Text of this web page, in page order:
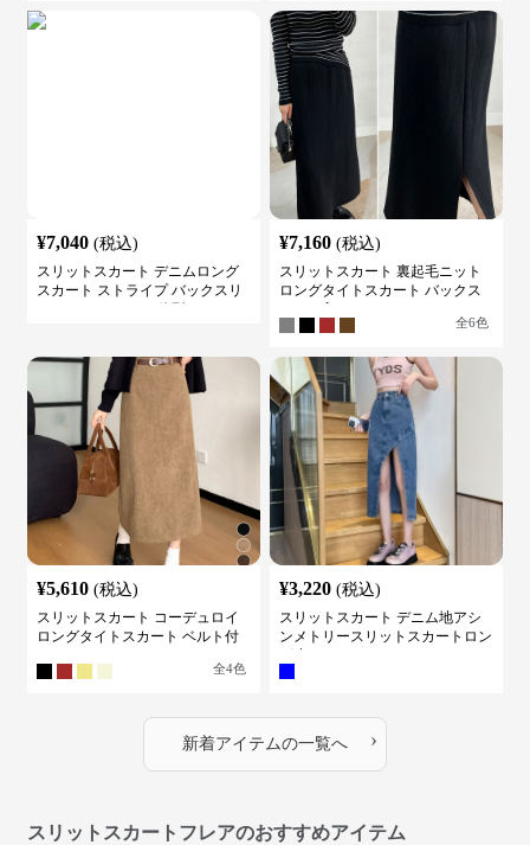
¥7,040 (税込)
スリットスカート デニムロング
スカート ストライプ バックスリ
¥7,160 (税込)
スリットスカート 裏起毛ニット
ロングタイトスカート バックス
全6色
¥5,610 (税込)
スリットスカート コーデュロイ
ロングタイトスカート ベルト付
全4色
¥3,220 (税込)
スリットスカート デニム地アシ
ンメトリースリットスカートロン
新着アイテムの一覧へ ›
スリットスカートフレアのおすすめアイテム